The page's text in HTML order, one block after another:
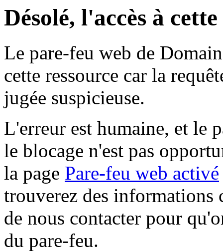
Désolé, l'accès à
Le pare-feu web de
cette ressource car la
jugée suspicieuse.
L'erreur est humaine, et le
le blocage n'est pas
la page Pare-feu web activé
trouverez des informations
de nous contacter pour
du pare-feu.